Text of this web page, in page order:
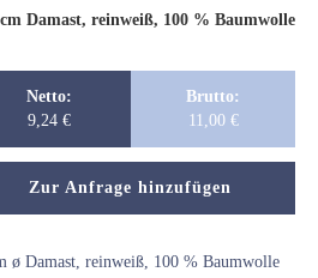
Damast, reinweiß, 100 % Baumwolle
Netto:
9,24 €
Brutto:
11,00 €
Zur Anfrage hinzufügen